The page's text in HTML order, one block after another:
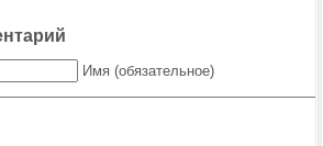
Имя (обязательное)